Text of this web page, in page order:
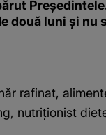
două luni și nu
rafinat,
nutriționist